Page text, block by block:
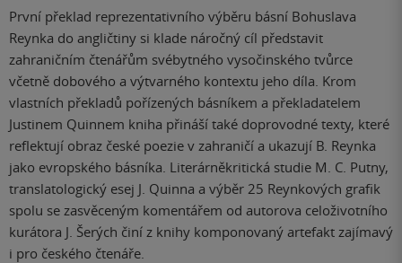
První překlad reprezentativního výběru básní Bohuslava
Reynka do angličtiny si klade náročný cíl představit
zahraničním čtenářům svébytného vysočinského tvůrce
včetně dobového a výtvarného kontextu jeho díla. Krom
vlastních překladů pořízených básníkem a překladatelem
Justinem Quinnem kniha přináší také doprovodné texty, které
reflektují obraz české poezie v zahraničí a ukazují B. Reynka
jako evropského básníka. Literárněkritická studie M. C. Putny,
translatologický esej J. Quinna a výběr 25 Reynkových grafik
spolu se zasvěceným komentářem od autorova celoživotního
kurátora J. Šerých činí z knihy komponovaný artefakt zajímavý
i pro českého čtenáře.